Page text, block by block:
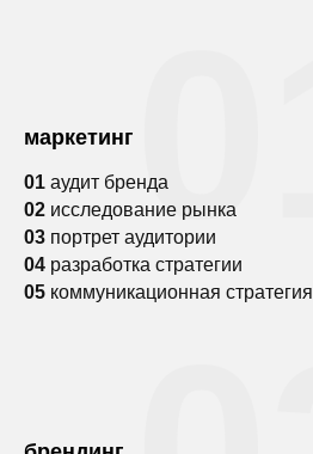
маркетинг
01 аудит бренда
02 исследование рынка
03 портрет аудитории
04 разработка стратегии
05 коммуникационная стратегия
01